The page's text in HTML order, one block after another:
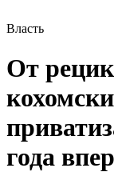
Власть
От
года